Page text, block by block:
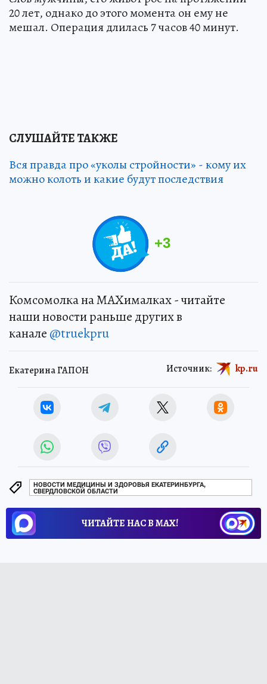
20 лет, однако до этого момента он ему не
мешал. Операция длилась 7 часов 40 минут.
СЛУШАЙТЕ ТАКЖЕ
Вся правда про «уколы стройности» - кому их
можно колоть и какие будут последствия
+3
Комсомолка на MAXималках - читайте
наши новости раньше других в
канале @truekpru
Екатерина ГАПОН Источник: kp.ru
НОВОСТИ МЕДИЦИНЫ И ЗДОРОВЬЯ ЕКАТЕРИНБУРГА,
СВЕРДЛОВСКОЙ ОБЛАСТИ
ЧИТАЙТЕ НАС В МАХ!